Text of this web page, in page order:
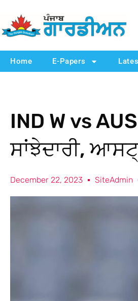
Home E-Papers
IND W vs
ਸਾਂਝੇਦਾਰੀ,
December 22, 2023 SiteAdmin